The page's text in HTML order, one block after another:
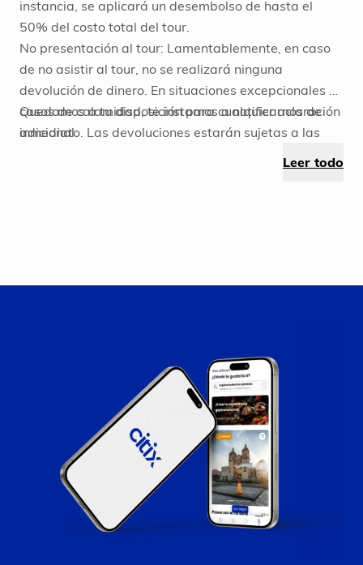
instancia, se aplicará un desembolso de hasta el
50% del costo total del tour.
No presentación al tour: Lamentablemente, en caso
de no asistir al tour, no se realizará ninguna
devolución de dinero. En situaciones excepcionales o
casos de calamidad, te instamos a notificarnos de
inmediato. Las devoluciones estarán sujetas a las
Quedamos a tu disposición para cualquier aclaración
adicional.
Leer todo